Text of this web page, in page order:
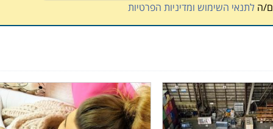
הלתנאי השימוש ומדיניות הפרטיות